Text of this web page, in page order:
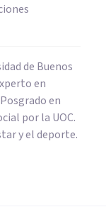
de Buenos
en
en
por la UOC.
y el deporte.